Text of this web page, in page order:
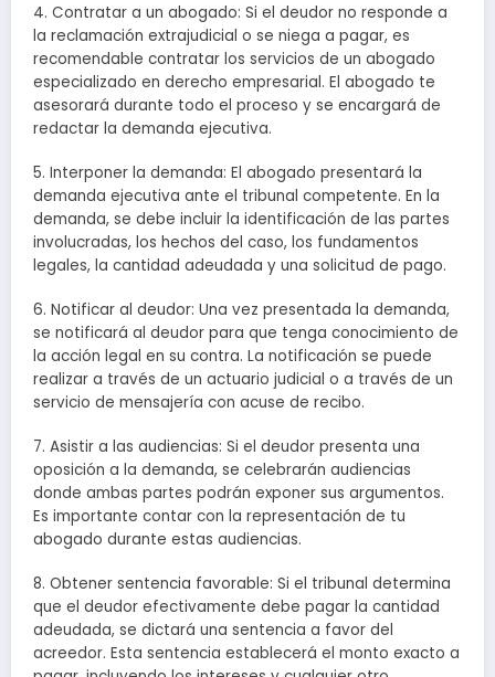
4. Contratar a un abogado: Si el deudor no responde a
la reclamación extrajudicial o se niega a pagar, es
recomendable contratar los servicios de un abogado
especializado en derecho empresarial. El abogado te
asesorará durante todo el proceso y se encargará de
redactar la demanda ejecutiva.
5. Interponer la demanda: El abogado presentará la
demanda ejecutiva ante el tribunal competente. En la
demanda, se debe incluir la identificación de las partes
involucradas, los hechos del caso, los fundamentos
legales, la cantidad adeudada y una solicitud de pago.
6. Notificar al deudor: Una vez presentada la demanda,
se notificará al deudor para que tenga conocimiento de
la acción legal en su contra. La notificación se puede
realizar a través de un actuario judicial o a través de un
servicio de mensajería con acuse de recibo.
7. Asistir a las audiencias: Si el deudor presenta una
oposición a la demanda, se celebrarán audiencias
donde ambas partes podrán exponer sus argumentos.
Es importante contar con la representación de tu
abogado durante estas audiencias.
8. Obtener sentencia favorable: Si el tribunal determina
que el deudor efectivamente debe pagar la cantidad
adeudada, se dictará una sentencia a favor del
acreedor. Esta sentencia establecerá el monto exacto a